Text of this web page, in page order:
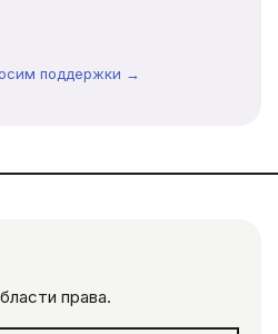
поддержки →
права.